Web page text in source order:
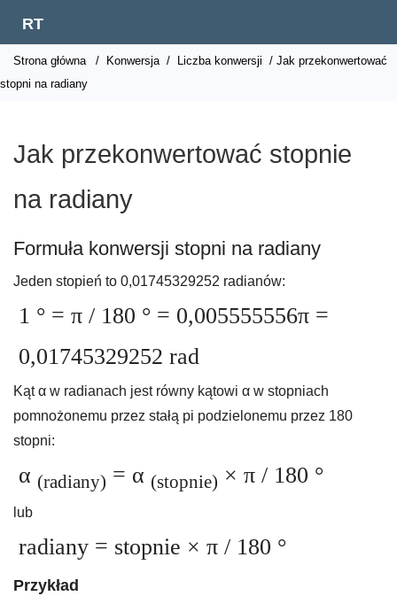
RT
Strona główna / Konwersja / Liczba konwersji / Jak przekonwertować
stopni na radiany
Jak przekonwertować stopnie
na radiany
Formuła konwersji stopni na radiany
Jeden stopień to 0,01745329252 radianów:
1 ° = π / 180 ° = 0,005555556π =
0,01745329252 rad
Kąt α w radianach jest równy kątowi α w stopniach
pomnożonemu przez stałą pi podzielonemu przez 180
stopni:
α (radiany) = α (stopnie) × π / 180 °
lub
radiany = stopnie × π / 180 °
Przykład